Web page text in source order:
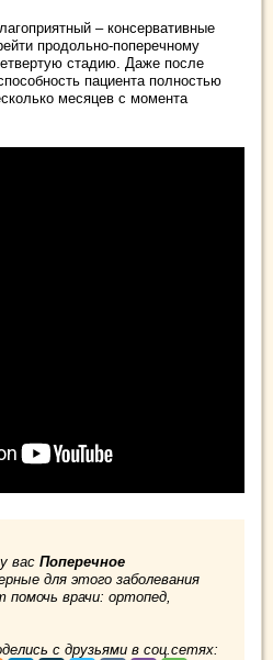
– консервативные
продольно-поперечному
стадию. Даже после
пациента полностью
месяцев с момента
вас Поперечное
для этого заболевания
врачи: ортопед,
с друзьями в соц.сетях: